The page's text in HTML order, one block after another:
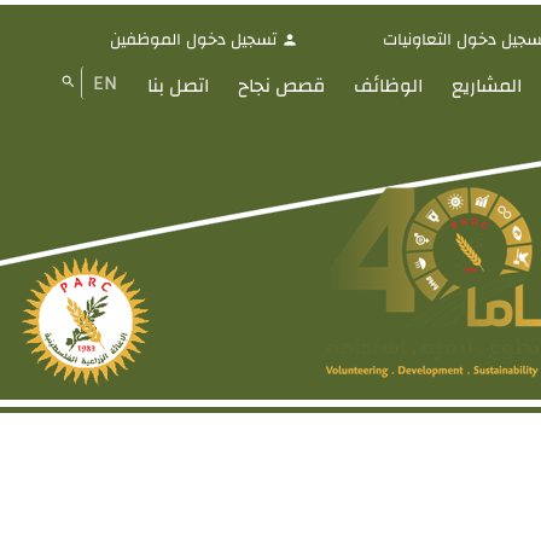
دخول التعاونيات person تسجيل دخول الموظفين
المشاريع الوظائف قصص نجاح اتصل بنا EN
search